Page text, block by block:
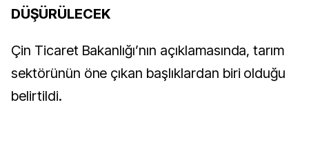
DÜŞÜRÜLECEK
Çin Ticaret Bakanlığı’nın açıklamasında, tarım
sektörünün öne çıkan başlıklardan biri olduğu
belirtildi.